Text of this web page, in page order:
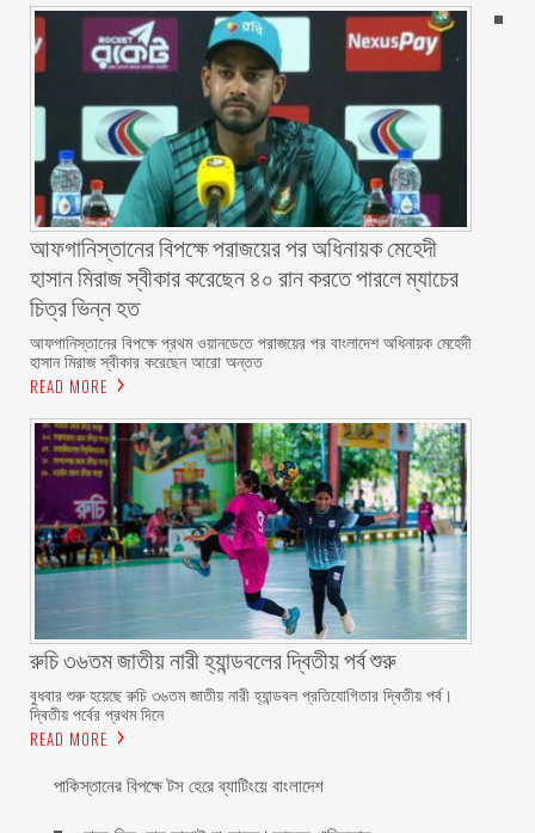
আফগানিস্তানের বিপক্ষে পরাজয়ের পর অধিনায়ক মেহেদী
হাসান মিরাজ স্বীকার করেছেন ৪০ রান করতে পারলে ম্যাচের
চিত্র ভিন্ন হত
আফগানিস্তানের বিপক্ষে প্রথম ওয়ানডেতে পরাজয়ের পর বাংলাদেশ অধিনায়ক মেহেদী
হাসান মিরাজ স্বীকার করেছেন আরো অন্তত
READ MORE
রুচি ৩৬তম জাতীয় নারী হ্যান্ডবলের দ্বিতীয় পর্ব শুরু
বুধবার শুরু হয়েছে রুচি ৩৬তম জাতীয় নারী হ্যান্ডবল প্রতিযোগিতার দ্বিতীয় পর্ব।
দ্বিতীয় পর্বের প্রথম দিনে
READ MORE
পাকিস্তানের বিপক্ষে টস হেরে ব্যাটিংয়ে বাংলাদেশ